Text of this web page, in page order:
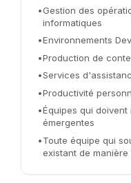
•Gestion des
informatiques
•Environnements
•Production de
•Services
•Productivité
•Équipes qui
émergentes
•Toute équipe qui
existant de